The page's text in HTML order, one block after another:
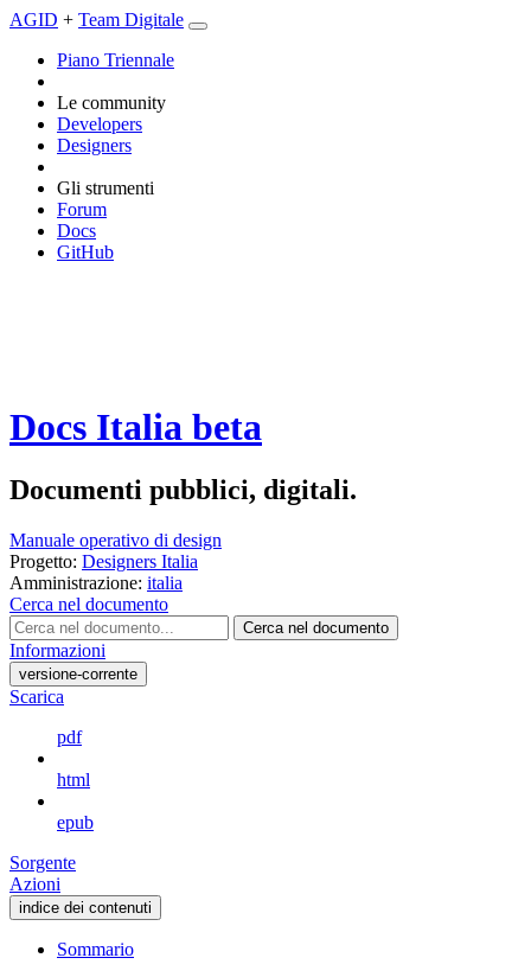
AGID + Team Digitale
Piano Triennale
Le community
Developers
Designers
Gli strumenti
Forum
Docs
GitHub
Docs Italia beta
Documenti pubblici, digitali.
Manuale operativo di design
Progetto: Designers Italia
Amministrazione: italia
Cerca nel documento
Cerca nel documento
Informazioni
versione-corrente
Scarica
pdf
html
epub
Sorgente
Azioni
indice dei contenuti
Sommario